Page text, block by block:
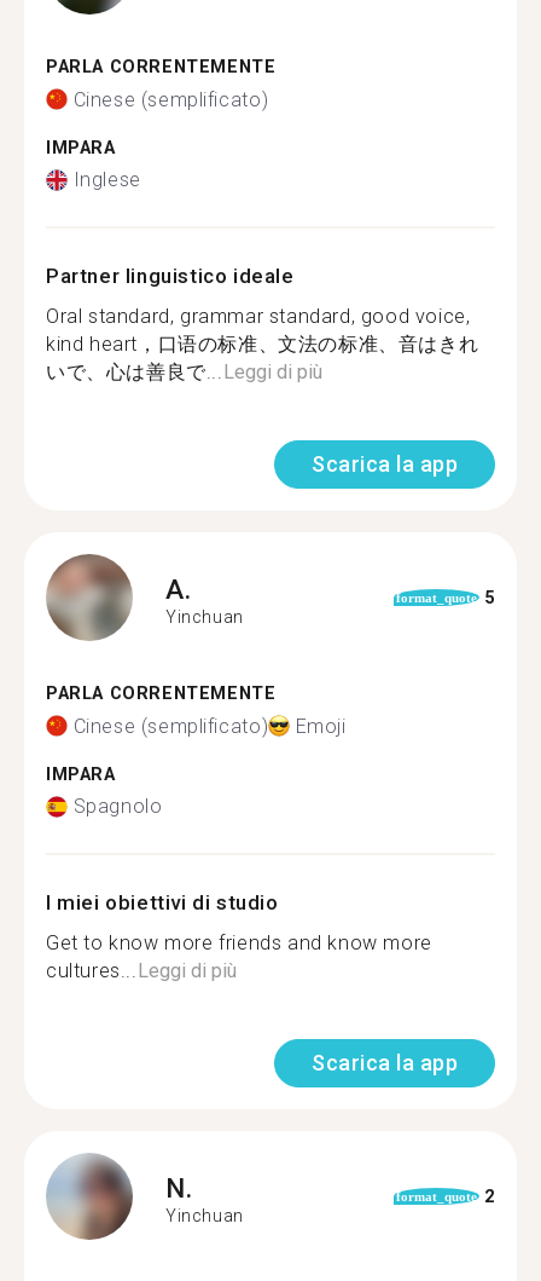
PARLA CORRENTEMENTE
Cinese (semplificato)
IMPARA
Inglese
Partner linguistico ideale
Oral standard, grammar standard, good voice,
kind heart，口语の标准、文法の标准、音はきれ
いで、心は善良で...Leggi di più
Scarica la app
A.
Yinchuan
format_quote 5
PARLA CORRENTEMENTE
Cinese (semplificato) Emoji
IMPARA
Spagnolo
I miei obiettivi di studio
Get to know more friends and know more
cultures...Leggi di più
Scarica la app
N.
Yinchuan
format_quote 2